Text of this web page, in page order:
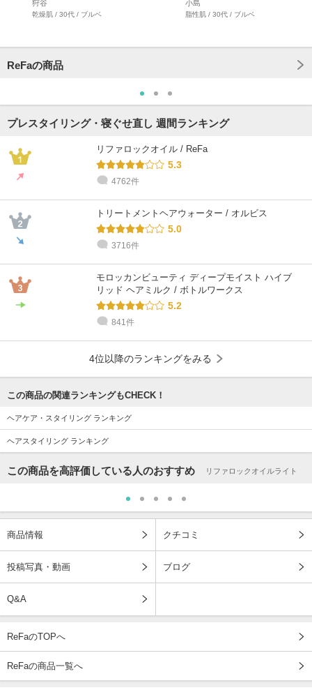
狩谷
乾燥肌 / 30代 / ブルベ
小島
脂性肌 / 30代 / ブルベ
ReFaの商品
プレスタイリング・寝ぐせ直し 週間ランキング
リファロックオイル / ReFa
5.3
4762件
トリートメントヘアウォーター / オルビス
5.0
3716件
モロッカンビューティ ディープモイスト ハイブ
リッド ヘアミルク / ボトルワークス
5.2
841件
4位以降のランキングをみる
この商品の関連ランキングもCHECK！
ヘアケア・スタイリング ランキング
ヘアスタイリング ランキング
この商品を高評価している人のおすすめ リファロックオイルライト
商品情報 クチコミ
投稿写真・動画 ブログ
Q&A
ReFaのTOPへ
ReFaの商品一覧へ